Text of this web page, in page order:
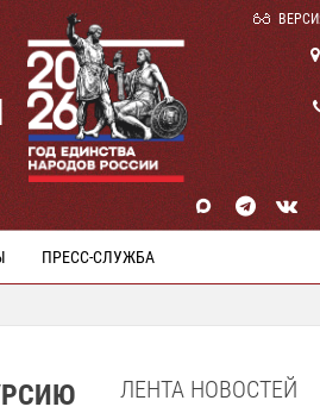
ПРЕСС-СЛУЖБА
ЛЕНТА НОВОСТЕЙ